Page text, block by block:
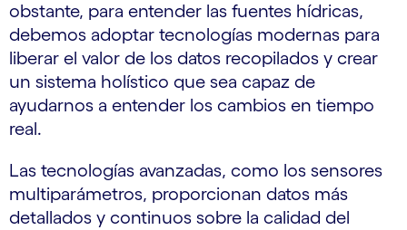
obstante, para entender las fuentes hídricas,
debemos adoptar tecnologías modernas para
liberar el valor de los datos recopilados y crear
un sistema holístico que sea capaz de
ayudarnos a entender los cambios en tiempo
real.
Las tecnologías avanzadas, como los sensores
multiparámetros, proporcionan datos más
detallados y continuos sobre la calidad del